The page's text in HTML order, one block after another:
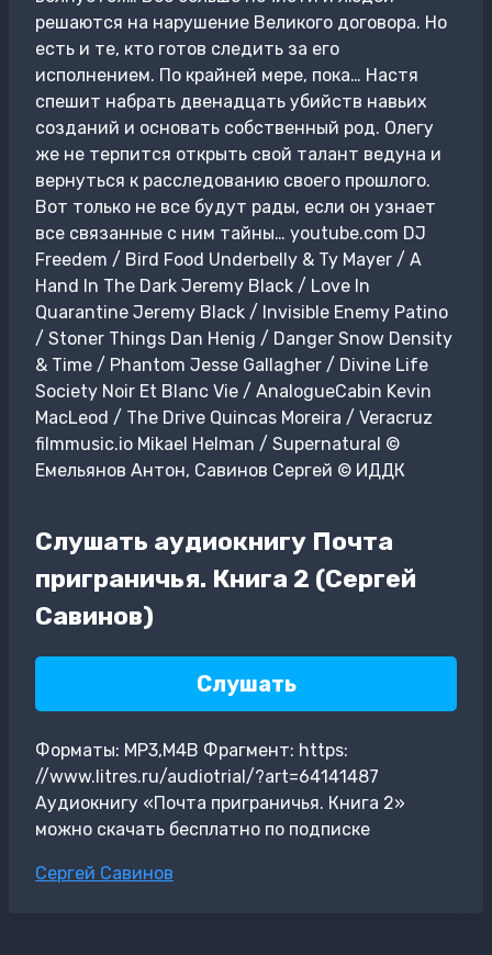
решаются на нарушение Великого договора. Но
есть и те, кто готов следить за его
исполнением. По крайней мере, пока… Настя
спешит набрать двенадцать убийств навьих
созданий и основать собственный род. Олегу
же не терпится открыть свой талант ведуна и
вернуться к расследованию своего прошлого.
Вот только не все будут рады, если он узнает
все связанные с ним тайны… youtube.com DJ
Freedem / Bird Food Underbelly & Ty Mayer / A
Hand In The Dark Jeremy Black / Love In
Quarantine Jeremy Black / Invisible Enemy Patino
/ Stoner Things Dan Henig / Danger Snow Density
& Time / Phantom Jesse Gallagher / Divine Life
Society Noir Et Blanc Vie / AnalogueCabin Kevin
MacLeod / The Drive Quincas Moreira / Veracruz
filmmusic.io Mikael Helman / Supernatural ©
Емельянов Антон, Савинов Сергей © ИДДК
Слушать аудиокнигу Почта
приграничья. Книга 2 (Сергей
Савинов)
Слушать
Форматы: MP3,M4B Фрагмент: https:
//www.litres.ru/audiotrial/?art=64141487
Аудиокнигу «Почта приграничья. Книга 2»
можно скачать бесплатно по подписке
Метки
Сергей Савинов